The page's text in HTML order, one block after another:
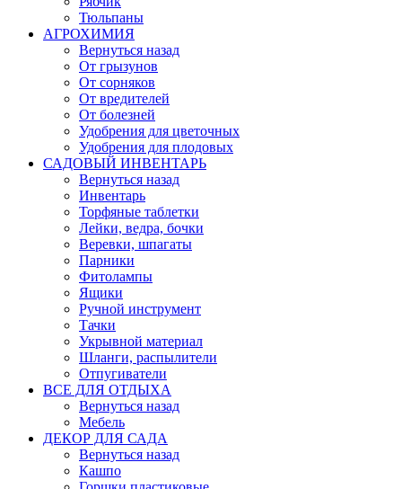
Тюльпаны
АГРОХИМИЯ
Вернуться назад
От грызунов
От сорняков
От вредителей
От болезней
Удобрения для цветочных
Удобрения для плодовых
САДОВЫЙ ИНВЕНТАРЬ
Вернуться назад
Инвентарь
Торфяные таблетки
Лейки, ведра, бочки
Веревки, шпагаты
Парники
Фитолампы
Ящики
Ручной инструмент
Тачки
Укрывной материал
Шланги, распылители
Отпугиватели
ВСЕ ДЛЯ ОТДЫХА
Вернуться назад
Мебель
ДЕКОР ДЛЯ САДА
Вернуться назад
Кашпо